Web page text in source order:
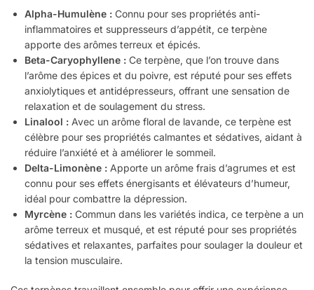
Alpha-Humulène : Connu pour ses propriétés anti-
inflammatoires et suppresseurs d’appétit, ce terpène
apporte des arômes terreux et épicés.
Beta-Caryophyllene : Ce terpène, que l’on trouve dans
l’arôme des épices et du poivre, est réputé pour ses effets
anxiolytiques et antidépresseurs, offrant une sensation de
relaxation et de soulagement du stress.
Linalool : Avec un arôme floral de lavande, ce terpène est
célèbre pour ses propriétés calmantes et sédatives, aidant à
réduire l’anxiété et à améliorer le sommeil.
Delta-Limonène : Apporte un arôme frais d’agrumes et est
connu pour ses effets énergisants et élévateurs d’humeur,
idéal pour combattre la dépression.
Myrcène : Commun dans les variétés indica, ce terpène a un
arôme terreux et musqué, et est réputé pour ses propriétés
sédatives et relaxantes, parfaites pour soulager la douleur et
la tension musculaire.